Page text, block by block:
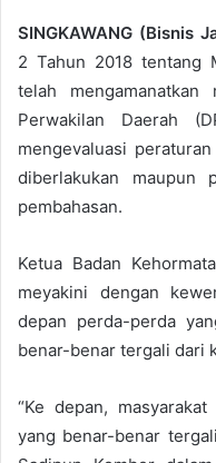
SINGKAWANG (Bisnis
2 Tahun 2018 tentang
telah mengamanatkan
Perwakilan Daerah
mengevaluasi
diberlakukan maupun
pembahasan.
Ketua Badan
meyakini dengan
depan perda-perda
benar-benar tergali dari
“Ke depan,
yang benar-benar